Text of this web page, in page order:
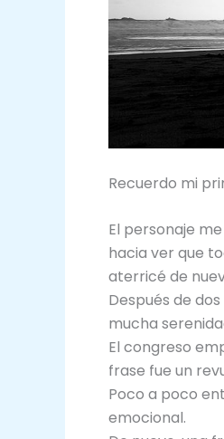
Recuerdo mi
El personaje
hacia ver que
aterricé de
Después de
mucha
El congreso
frase fue un
Poco a poco
emocional.